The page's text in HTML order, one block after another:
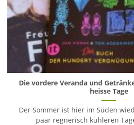
Die vordere Veranda und
heisse Tage
Der Sommer ist hier im Süden
paar regnerisch kühleren